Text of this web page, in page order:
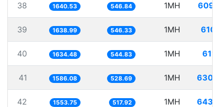
38 1640.53 546.84 1MH
39 1638.99 546.33 1MH
40 1634.48 544.83 1MH
41 1586.08 528.69 1MH
42 1553.75 517.92 1MH